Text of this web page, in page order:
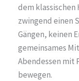
dem
zwingend einen
Gängen, keinen
gemeinsames
Abendessen mit
bewegen.